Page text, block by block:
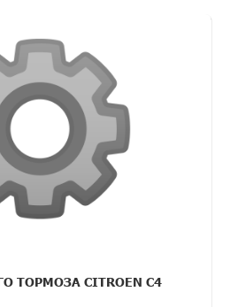
ТОРМОЗА CITROEN C4